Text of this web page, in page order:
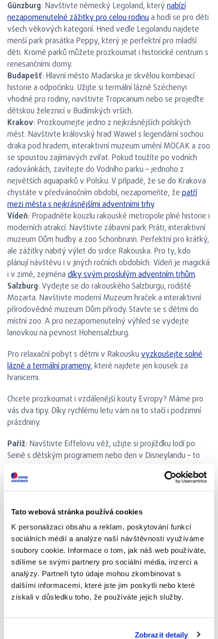
Tato webová stránka používá cookies
K personalizaci obsahu a reklam, poskytování funkcí
sociálních médií a analýze naší návštěvnosti využíváme
soubory cookie. Informace o tom, jak náš web používáte,
sdílíme se svými partnery pro sociální média, inzerci a
analýzy. Partneři tyto údaje mohou zkombinovat s
dalšími informacemi, které jste jim poskytli nebo které
získali v důsledku toho, že používáte jejich služby.
Zobrazit detaily
Günzburg: Navštivte německý Legoland, kterýnabízí
nezapomenutelné zážitky pro celou rodinua hodí se pro děti
všech věkových kategorií. Hned vedle Legolandu najdete
menší park prasátka Peppy, který je perfektní pro mladší
děti. Kromě parků můžete prozkoumat i historické centrum s
renesančními domy.
Budapešť: Hlavní město Maďarska je skvělou kombinací
historie a odpočinku. Užijte si termální lázně Széchenyi
vhodné pro rodiny, navštivte Tropicarium nebo se projeďte
dětskou železnicí v Budínských vrších.
Krakov: Prozkoumejte jedno z nejkrásnějších polských
měst. Navštivte královský hrad Wawel s legendární sochou
draka pod hradem, interaktivní muzeum umění MOCAK a zoo
se spoustou zajímavých zvířat. Pokud toužíte po vodních
radovánkách, zavítejte do Vodního parku – jednoho z
největších aquaparků v Polsku. V případě, že se do Krakova
chystáte v předvánočním období, nezapomeňte, že patří
mezi města s nejkrásnějšími adventními trhy.
Vídeň: Propadněte kouzlu rakouské metropole plné historie i
moderních atrakcí. Navštivte zábavní park Prátr, interaktivní
muzeum Dům hudby a zoo Schönbrunn. Perfektní pro krátký,
ale zážitky nabitý výlet do srdce Rakouska. Pro ty, kdo
plánují návštěvu i v jiných ročních obdobích: Vídeň je magická
i v zimě, zejména díky svým proslulým adventním trhům.
Salzburg: Vydejte se do rakouského Salzburgu, rodiště
Mozarta. Navštivte moderní Muzeum hraček a interaktivní
přírodovědné muzeum Dům přírody. Stavte se s dětmi do
místní zoo. A pro nezapomenutelný výhled se vydejte
lanovkou na pevnost Hohensalzburg.
Pro relaxační pobyt s dětmi v Rakousku vyzkoušejte solné
lázně a termální prameny, které najdete jen kousek za
hranicemi.
Chcete prozkoumat i vzdálenější kouty Evropy? Máme pro
vás dva tipy. Díky rychlému letu vám na to stačí i podzimní
prázdniny.
Paříž: Navštivte Eiffelovu věž, užijte si projížďku lodí po
Seině s dětským programem nebo den v Disneylandu – to
jsou zážitky, které budou děti milovat. Nezapomeňte také
na Město vědy a průmyslu – úžasné vědecké muzeum pro
nebo romantický víkend. Je skvělou volbou pro podzimní
prázdniny, aleokouzlí vás v každém ročním období.
Nevěříte?
Londýn:Prožijte magický víkend ve stylu Harryho Pottera!
Kromě toho nabízí Londýn i spoustu dalších rodinných atrakcí.
Navštivte interaktivní Muzeum vědy, projeďte se na
Londýnském oku nebo si užijte den v zoo. Z Prahy do
Londýna doletíte přibližně za 2 hodiny.